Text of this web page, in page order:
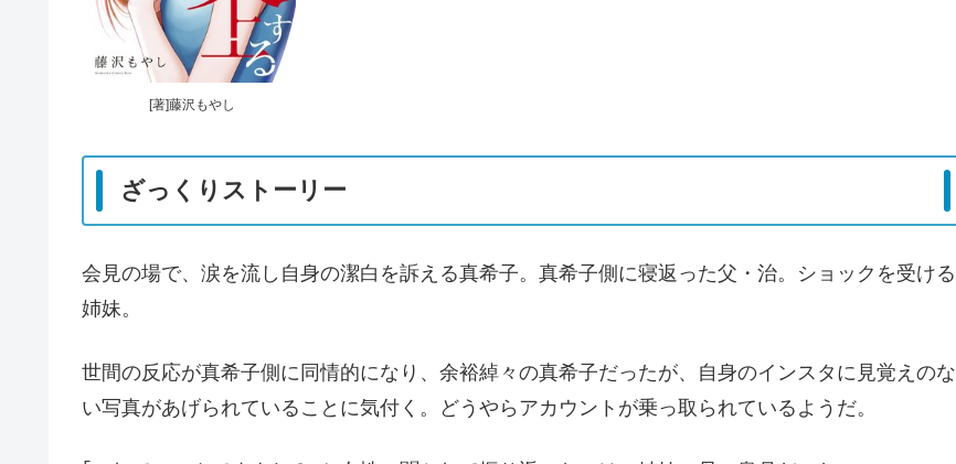
[著]藤沢もやし
ざっくりストーリー
会見の場で、涙を流し自身の潔白を訴える真希子。真希子側に寝返った父・治。ショックを受ける
姉妹。
世間の反応が真希子側に同情的になり、余裕綽々の真希子だったが、自身のインスタに見覚えのな
い写真があげられていることに気付く。どうやらアカウントが乗っ取られているようだ。